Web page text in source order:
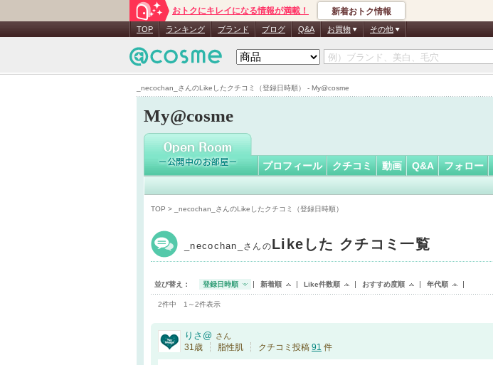
_necochan_さんのLikeしたクチコミ（登録日時順） - My@cosme
おトクにキレイになる情報が満載！ 新着おトク情報
TOP ランキング ブランド ブログ Q&A お買物 その他
My@cosme
_necochan_さん
プロフィール クチコミ 動画 Q&A フォロー
TOP > _necochan_さんのLikeしたクチコミ（登録日時順）
_necochan_ さんのLikeした クチコミ一覧
並び替え： 登録日時順 新着順 Like件数順 おすすめ度順 年代順
2件中 1～2件表示
りさ@ さん
31歳 脂性肌 クチコミ投稿 91 件